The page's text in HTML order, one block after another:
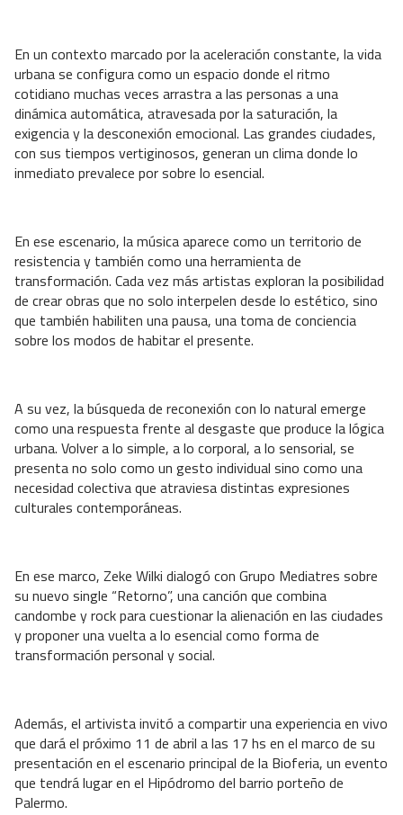
En un contexto marcado por la aceleración constante, la vida
urbana se configura como un espacio donde el ritmo
cotidiano muchas veces arrastra a las personas a una
dinámica automática, atravesada por la saturación, la
exigencia y la desconexión emocional. Las grandes ciudades,
con sus tiempos vertiginosos, generan un clima donde lo
inmediato prevalece por sobre lo esencial.
En ese escenario, la música aparece como un territorio de
resistencia y también como una herramienta de
transformación. Cada vez más artistas exploran la posibilidad
de crear obras que no solo interpelen desde lo estético, sino
que también habiliten una pausa, una toma de conciencia
sobre los modos de habitar el presente.
A su vez, la búsqueda de reconexión con lo natural emerge
como una respuesta frente al desgaste que produce la lógica
urbana. Volver a lo simple, a lo corporal, a lo sensorial, se
presenta no solo como un gesto individual sino como una
necesidad colectiva que atraviesa distintas expresiones
culturales contemporáneas.
En ese marco, Zeke Wilki dialogó con Grupo Mediatres sobre
su nuevo single “Retorno”, una canción que combina
candombe y rock para cuestionar la alienación en las ciudades
y proponer una vuelta a lo esencial como forma de
transformación personal y social.
Además, el artivista invitó a compartir una experiencia en vivo
que dará el próximo 11 de abril a las 17 hs en el marco de su
presentación en el escenario principal de la Bioferia, un evento
que tendrá lugar en el Hipódromo del barrio porteño de
Palermo.